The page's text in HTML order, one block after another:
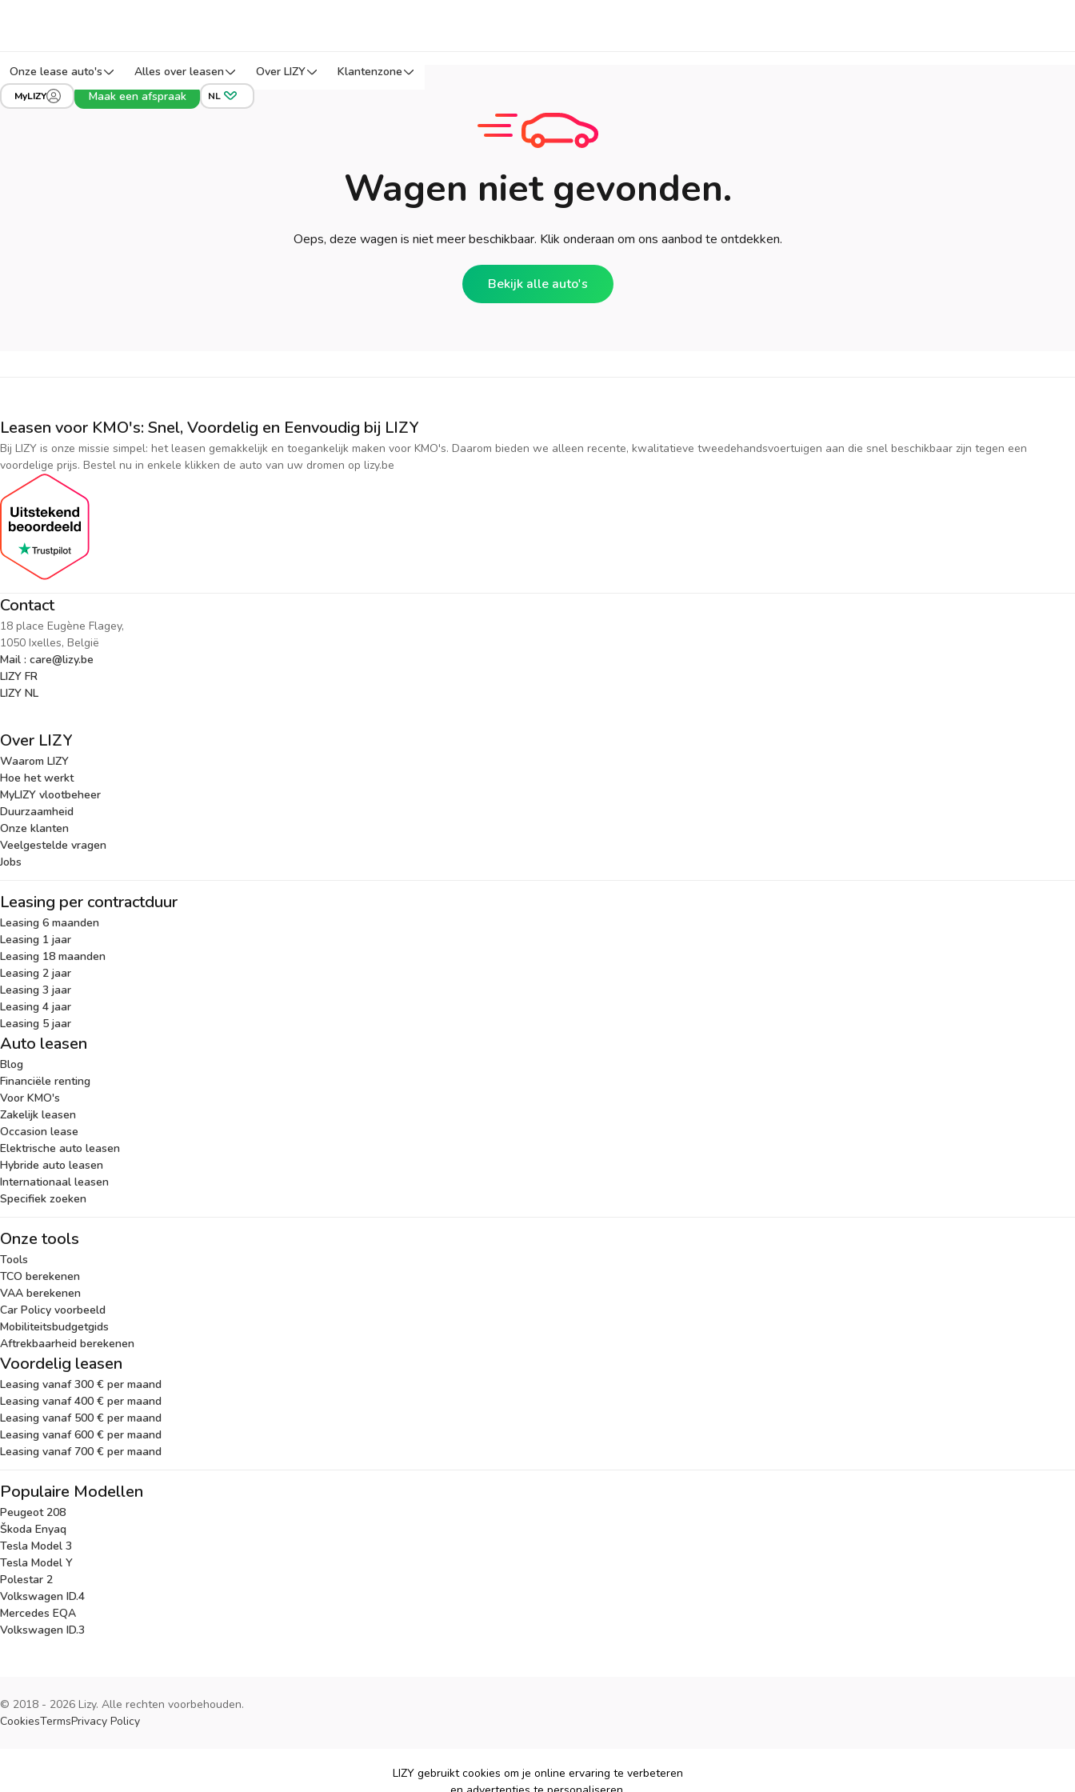
Onze lease auto's Alles over leasen Over LIZY Klantenzone
MyLIZY Maak een afspraak NL
Wagen niet gevonden.
Oeps, deze wagen is niet meer beschikbaar. Klik onderaan om ons aanbod te ontdekken.
Bekijk alle auto's
Leasen voor KMO's: Snel, Voordelig en Eenvoudig bij LIZY
Bij LIZY is onze missie simpel: het leasen gemakkelijk en toegankelijk maken voor KMO's. Daarom bieden we alleen recente, kwalitatieve tweedehandsvoertuigen aan die snel beschikbaar zijn tegen een
voordelige prijs. Bestel nu in enkele klikken de auto van uw dromen op lizy.be
Contact
18 place Eugène Flagey,
1050 Ixelles, België
Mail : care@lizy.be
LIZY FR
LIZY NL
Over LIZY
Waarom LIZY
Hoe het werkt
MyLIZY vlootbeheer
Duurzaamheid
Onze klanten
Veelgestelde vragen
Jobs
Leasing per contractduur
Leasing 6 maanden
Leasing 1 jaar
Leasing 18 maanden
Leasing 2 jaar
Leasing 3 jaar
Leasing 4 jaar
Leasing 5 jaar
Auto leasen
Blog
Financiële renting
Voor KMO's
Zakelijk leasen
Occasion lease
Elektrische auto leasen
Hybride auto leasen
Internationaal leasen
Specifiek zoeken
Onze tools
Tools
TCO berekenen
VAA berekenen
Car Policy voorbeeld
Mobiliteitsbudgetgids
Aftrekbaarheid berekenen
Voordelig leasen
Leasing vanaf 300 € per maand
Leasing vanaf 400 € per maand
Leasing vanaf 500 € per maand
Leasing vanaf 600 € per maand
Leasing vanaf 700 € per maand
Populaire Modellen
Peugeot 208
Škoda Enyaq
Tesla Model 3
Tesla Model Y
Polestar 2
Volkswagen ID.4
Mercedes EQA
Volkswagen ID.3
© 2018 - 2026 Lizy. Alle rechten voorbehouden.
CookiesTermsPrivacy Policy
LIZY gebruikt cookies om je online ervaring te verbeteren